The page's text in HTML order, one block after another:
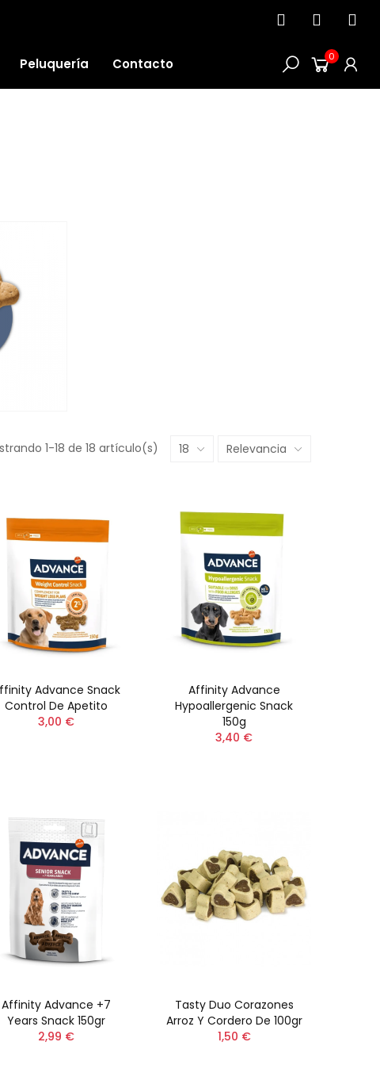
Peluquería Contacto 0
1-18 de 18 artículo(s) 18 Relevancia
Advance Snack
Control De Apetito
3,00 €
Affinity Advance
Hypoallergenic Snack
150g
3,40 €
Affinity Advance +7
Years Snack 150gr
2,99 €
Tasty Duo Corazones
Arroz Y Cordero De 100gr
1,50 €